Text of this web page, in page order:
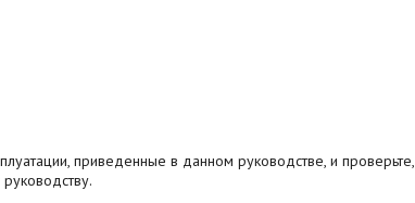
приведенные в данном руководстве, и проверьте,